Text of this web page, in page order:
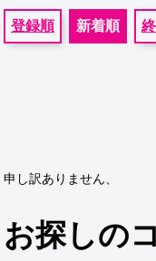
登録順 新着順
申し訳ありません、
お探しの